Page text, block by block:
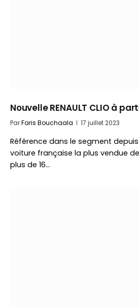
Nouvelle RENAULT CLIO à
ParFaris Bouchaala 17 juillet 2023
Référence dans le segment
voiture française la plus vendue
plus de 16…